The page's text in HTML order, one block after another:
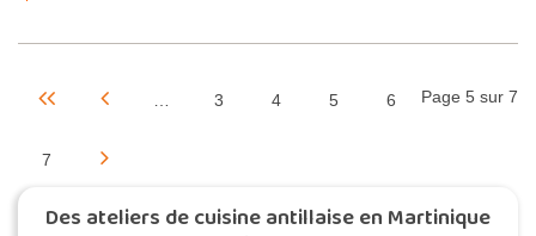
Page 5 sur 7
3 4 5 6
7
Des ateliers de cuisine antillaise en Martinique